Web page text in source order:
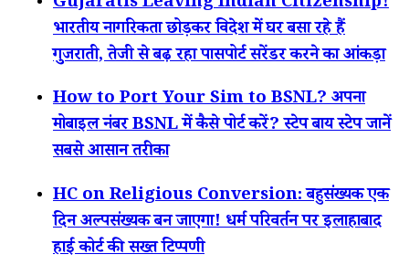
भारतीय नागरिकता छोड़कर विदेश में घर बसा रहे हैं
गुजराती, तेजी से बढ़ रहा पासपोर्ट सरेंडर करने का आंकड़ा
How to Port Your Sim to BSNL? अपना
मोबाइल नंबर BSNL में कैसे पोर्ट करें? स्टेप बाय स्टेप जानें
सबसे आसान तरीका
HC on Religious Conversion: बहुसंख्यक एक
दिन अल्पसंख्यक बन जाएगा! धर्म परिवर्तन पर इलाहाबाद
हाई कोर्ट की सख्त टिप्पणी